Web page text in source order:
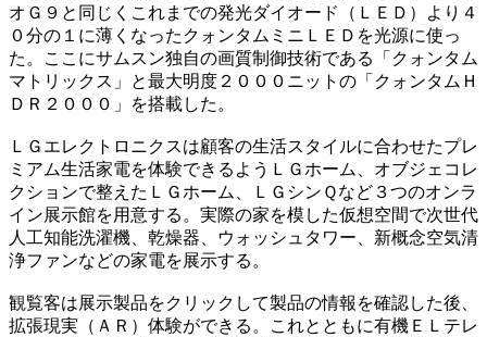
オＧ９と同じくこれまでの発光ダイオード（ＬＥＤ）より４
０分の１に薄くなったクォンタムミニＬＥＤを光源に使っ
た。ここにサムスン独自の画質制御技術である「クォンタム
マトリックス」と最大明度２０００ニットの「クォンタムＨ
ＤＲ２０００」を搭載した。
ＬＧエレクトロニクスは顧客の生活スタイルに合わせたプレ
ミアム生活家電を体験できるようＬＧホーム、オブジェコレ
クションで整えたＬＧホーム、ＬＧシンＱなど３つのオンラ
イン展示館を用意する。実際の家を模した仮想空間で次世代
人工知能洗濯機、乾燥器、ウォッシュタワー、新概念空気清
浄ファンなどの家電を展示する。
観覧客は展示製品をクリックして製品の情報を確認した後、
拡張現実（ＡＲ）体験ができる。これとともに有機ＥＬテレ